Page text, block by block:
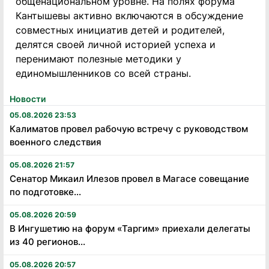
Новости
05.08.2026 23:53
Калиматов провел рабочую встречу с руководством
военного следствия
05.08.2026 21:57
Сенатор Микаил Илезов провел в Магасе совещание
по подготовке...
05.08.2026 20:59
В Ингушетию на форум «Таргим» приехали делегаты
из 40 регионов...
05.08.2026 20:57
Кантышевы активно включаются в обсуждение
совместных инициатив детей и родителей,
делятся своей личной историей успеха и
перенимают полезные методики у
единомышленников со всей страны.